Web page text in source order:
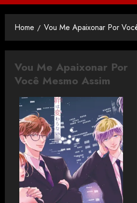
Home Vou Me Apaixonar Por
Vou Me Apaixonar Por
Você Mesmo Assim